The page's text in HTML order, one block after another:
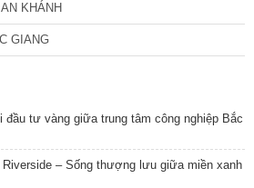
KHÁNH
GIANG
đầu tư vàng giữa trung tâm công nghiệp Bắc
– Sống thượng lưu giữa miền xanh